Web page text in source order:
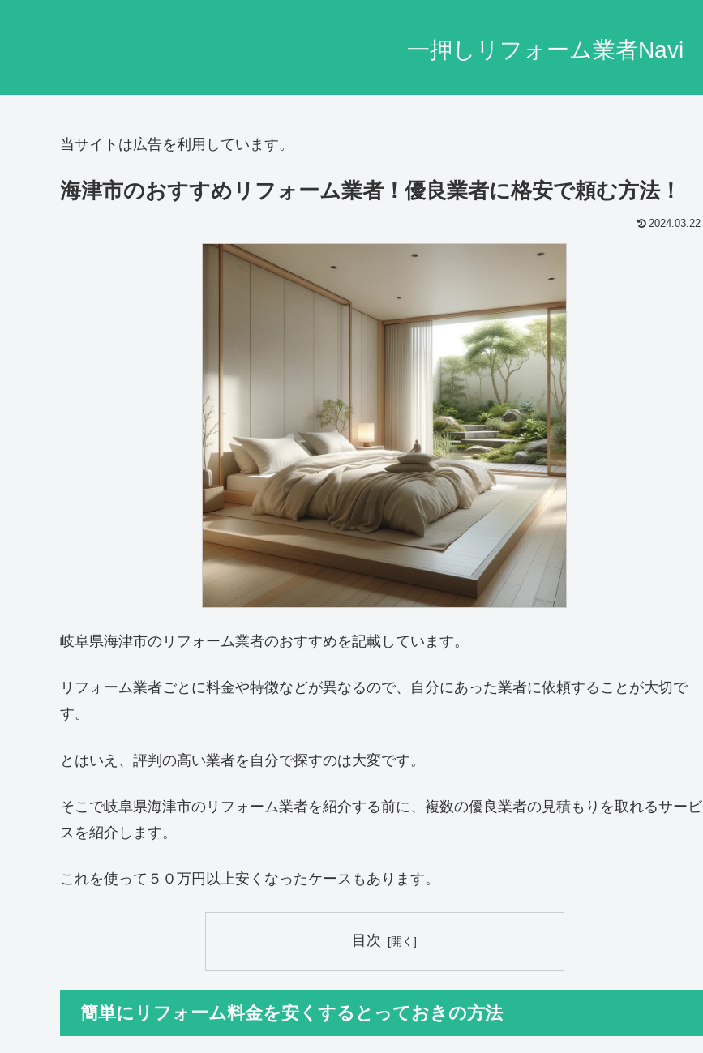
一押しリフォーム業者Navi
当サイトは広告を利用しています。
海津市のおすすめリフォーム業者！優良業者に格安で頼む方法！
2024.03.22
岐阜県海津市のリフォーム業者のおすすめを記載しています。
リフォーム業者ごとに料金や特徴などが異なるので、自分にあった業者に依頼することが大切で
す。
とはいえ、評判の高い業者を自分で探すのは大変です。
そこで岐阜県海津市のリフォーム業者を紹介する前に、複数の優良業者の見積もりを取れるサービ
スを紹介します。
これを使って５０万円以上安くなったケースもあります。
目次
簡単にリフォーム料金を安くするとっておきの方法